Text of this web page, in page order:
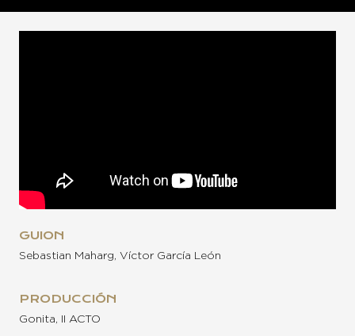
GUION
Sebastian Maharg, Víctor García León
PRODUCCIÓN
Gonita, II ACTO